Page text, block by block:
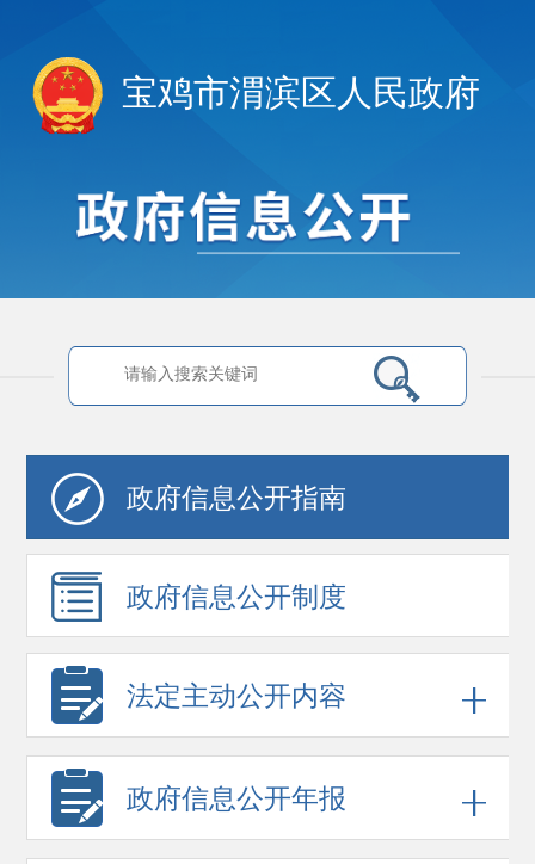
宝鸡市渭滨区人民政府
政府信息公开指南
政府信息公开制度
法定主动公开内容
政府信息公开年报